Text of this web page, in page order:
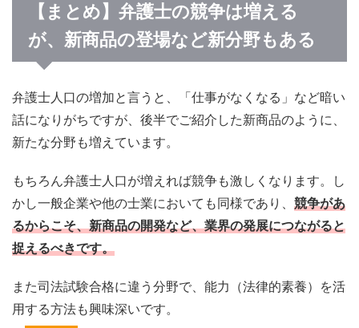
【まとめ】弁護士の競争は増える
が、新商品の登場など新分野もある
弁護士人口の増加と言うと、「仕事がなくなる」など暗い
話になりがちですが、後半でご紹介した新商品のように、
新たな分野も増えています。
もちろん弁護士人口が増えれば競争も激しくなります。し
かし一般企業や他の士業においても同様であり、 競争があ
るからこそ、新商品の開発など、業界の発展につながると
捉えるべきです。
また司法試験合格に違う分野で、能力（法律的素養）を活
用する方法も興味深いです。